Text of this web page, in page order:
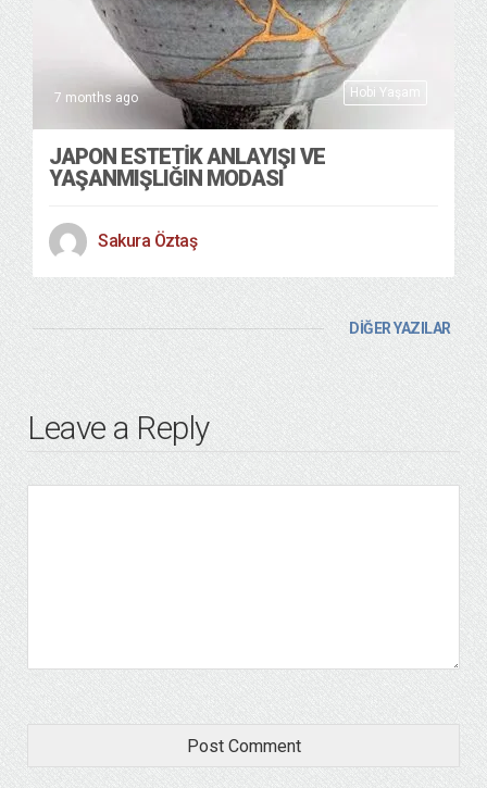
Hobi Yaşam
7 months ago
JAPON ESTETİK ANLAYIŞI VE
YAŞANMIŞLIĞIN MODASI
Sakura Öztaş
DİĞER YAZILAR
Leave a Reply